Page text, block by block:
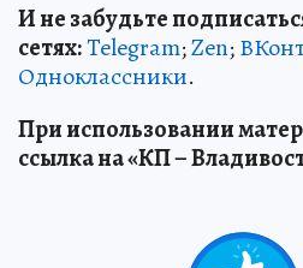
И не забудьте
сетях:Telegram;Zen;
Одноклассники.
При использовании
ссылка на «КП –